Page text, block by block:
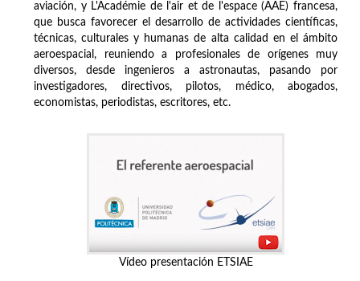
aviación, y L'Académie de l'air et de l'espace (AAE) francesa,
que busca favorecer el desarrollo de actividades científicas,
técnicas, culturales y humanas de alta calidad en el ámbito
aeroespacial, reuniendo a profesionales de orígenes muy
diversos, desde ingenieros a astronautas, pasando por
investigadores, directivos, pilotos, médico, abogados,
economistas, periodistas, escritores, etc.
Vídeo presentación ETSIAE